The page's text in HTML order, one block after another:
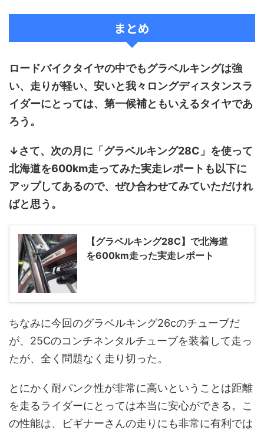
まとめ
ロードバイクタイヤの中でもグラベルキングは強
い、走りが軽い、安いと我々ロングディスタンスラ
イダーにとっては、第一候補ともいえるタイヤであ
ろう。
↓さて、次の月に「グラベルキング28C」を使って
北海道を600km走ってみた実走レポートも以下に
アップしてあるので、ぜひ合わせてみていただけれ
ばと思う。
【グラベルキング28C】で北海道
を600km走った実走レポート
ちなみに今回のグラベルキング26cのチューブだ
が、25Cのコンチネンタルチューブを装着して走っ
たが、全く問題なく走り切った。
とにかく耐パンク性が非常に高いということは距離
を走るライダーにとっては本当に安心ができる。こ
の性能は、ビギナーさんの走りにも非常に有利では